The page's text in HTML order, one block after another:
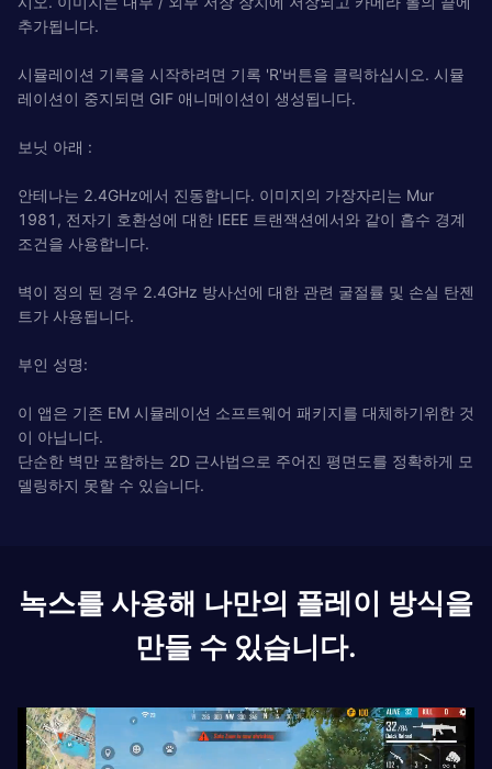
추가됩니다.
시뮬레이션 기록을 시작하려면 기록 'R'버튼을 클릭하십시오. 시뮬
레이션이 중지되면 GIF 애니메이션이 생성됩니다.
보닛 아래 :
안테나는 2.4GHz에서 진동합니다. 이미지의 가장자리는 Mur
1981, 전자기 호환성에 대한 IEEE 트랜잭션에서와 같이 흡수 경계
조건을 사용합니다.
벽이 정의 된 경우 2.4GHz 방사선에 대한 관련 굴절률 및 손실 탄젠
트가 사용됩니다.
부인 성명:
이 앱은 기존 EM 시뮬레이션 소프트웨어 패키지를 대체하기위한 것
이 아닙니다.
단순한 벽만 포함하는 2D 근사법으로 주어진 평면도를 정확하게 모
델링하지 못할 수 있습니다.
녹스를 사용해 나만의 플레이 방식을
만들 수 있습니다.